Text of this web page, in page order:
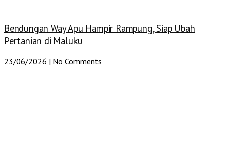
Bendungan Way Apu Hampir Rampung, Siap Ubah
Pertanian di Maluku
23/06/2026 No Comments